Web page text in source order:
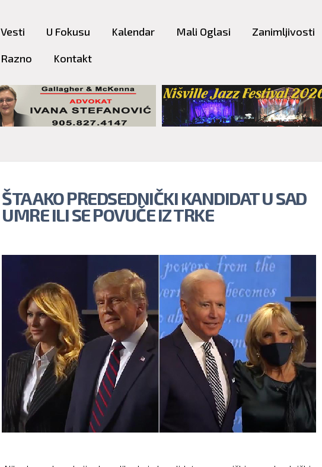
content
Vesti U Fokusu Kalendar Mali Oglasi Zanimljivosti
Razno Kontakt
ŠTA AKO PREDSEDNIČKI KANDIDAT U SAD
UMRE ILI SE POVUČE IZ TRKE